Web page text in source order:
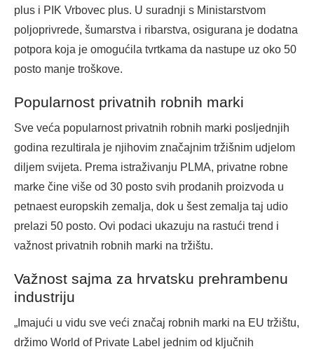
plus i PIK Vrbovec plus. U suradnji s Ministarstvom
poljoprivrede, šumarstva i ribarstva, osigurana je dodatna
potpora koja je omogućila tvrtkama da nastupe uz oko 50
posto manje troškove.
Popularnost privatnih robnih marki
Sve veća popularnost privatnih robnih marki posljednjih
godina rezultirala je njihovim značajnim tržišnim udjelom
diljem svijeta. Prema istraživanju PLMA, privatne robne
marke čine više od 30 posto svih prodanih proizvoda u
petnaest europskih zemalja, dok u šest zemalja taj udio
prelazi 50 posto. Ovi podaci ukazuju na rastući trend i
važnost privatnih robnih marki na tržištu.
Važnost sajma za hrvatsku prehrambenu
industriju
„Imajući u vidu sve veći značaj robnih marki na EU tržištu,
držimo World of Private Label jednim od ključnih